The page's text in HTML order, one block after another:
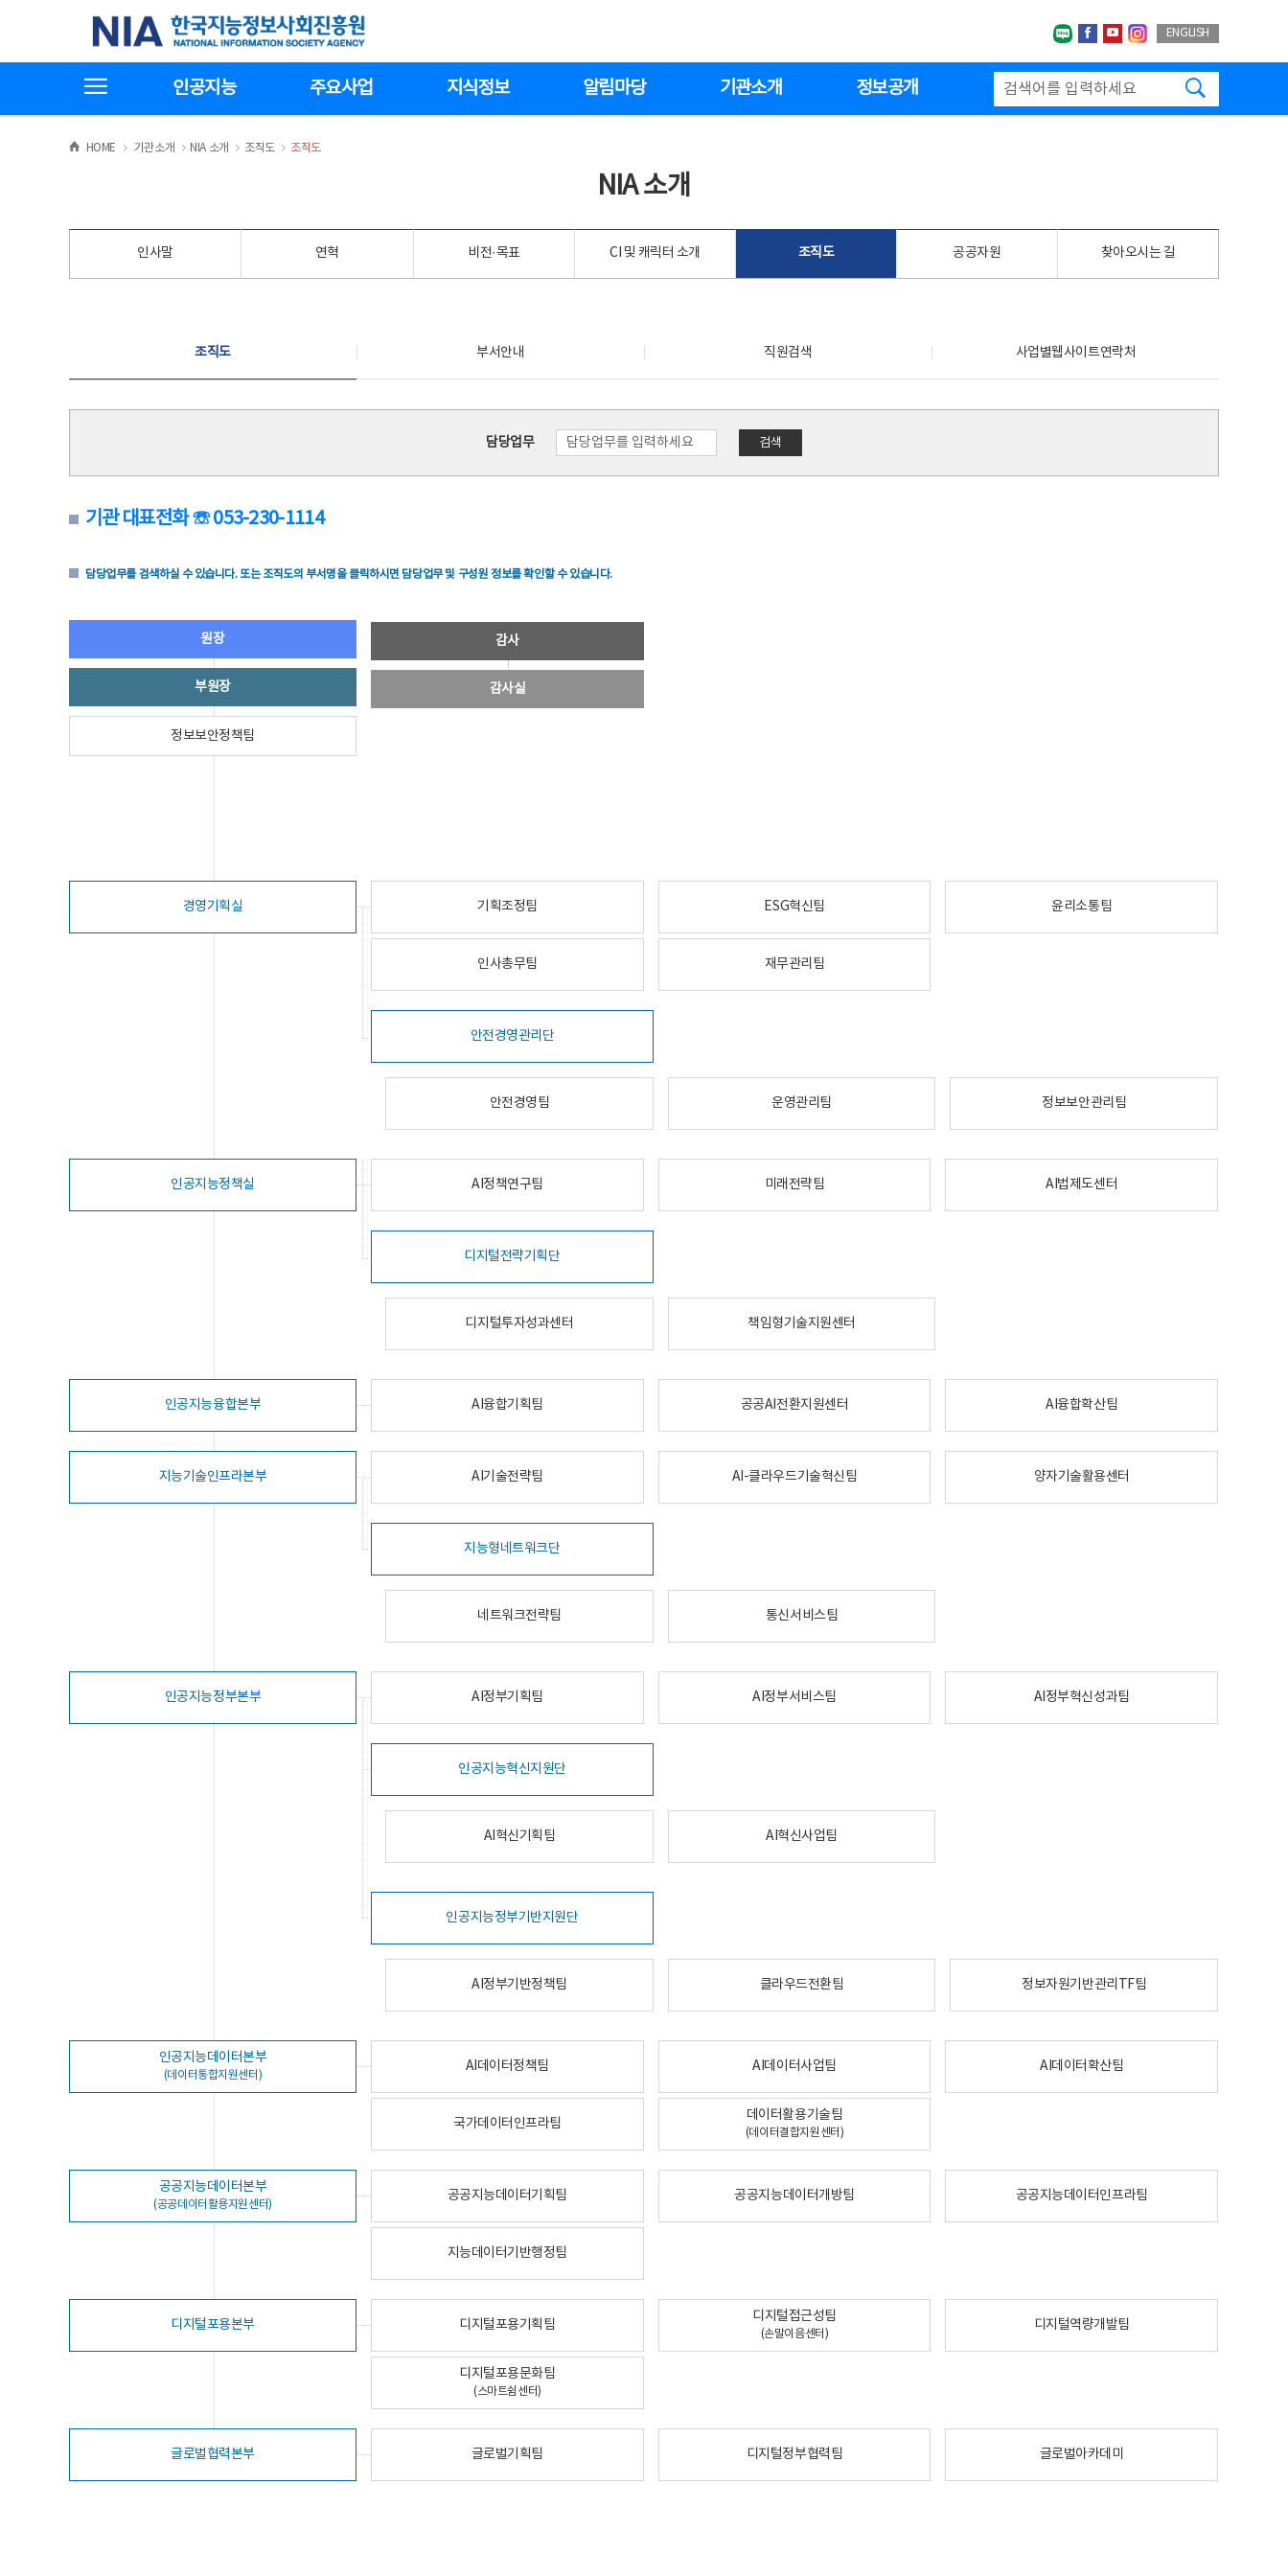
기
한국지능정보사회진흥원
네이버블로그
페이스북
유투브인스타그랩
ENGLISH
인공지능 주요사업 지식정보 알림마당 기관소개 정보공개
HOME >
기관소개 >NIA 소개 >
조직도 >
조직도
NIA 소개
인사말 연혁 비전·목표 CI 및 캐릭터 소개 조직도 공공자원 찾아오시는 길
조직도 부서안내 직원검색 사업별웹사이트연락처
담당업무 검색
기관 대표전화 ☏ 053-230-1114
담당업무를 검색하실 수 있습니다. 또는 조직도의 부서명을 클릭하시면 담당업무 및 구성원 정보를 확인할 수 있습니다.
원장
부원장
정보보안정책팀
감사
감사실
경영기획실 기획조정팀 ESG혁신팀 윤리소통팀
인사총무팀 재무관리팀
안전경영관리단
안전경영팀 운영관리팀 정보보안관리팀
인공지능정책실 AI정책연구팀 미래전략팀 AI법제도센터
디지털전략기획단
디지털투자성과센터 책임형기술지원센터
인공지능융합본부 AI융합기획팀 공공AI전환지원센터 AI융합확산팀
지능기술인프라본부 AI기술전략팀 AI-클라우드기술혁신팀 양자기술활용센터
지능형네트워크단
네트워크전략팀 통신서비스팀
인공지능정부본부 AI정부기획팀 AI정부서비스팀 AI정부혁신성과팀
인공지능혁신지원단
AI혁신기획팀 AI혁신사업팀
인공지능정부기반지원단
AI정부기반정책팀 클라우드전환팀 정보자원기반관리TF팀
인공지능데이터본부
(데이터통합지원센터)
AI데이터정책팀 AI데이터사업팀 AI데이터확산팀
국가데이터인프라팀
데이터활용기술팀
(데이터결합지원센터)
공공지능데이터본부
(공공데이터활용지원센터)
공공지능데이터기획팀 공공지능데이터개방팀 공공지능데이터인프라팀
지능데이터기반행정팀
디지털포용본부 디지털포용기획팀
디지털접근성팀
(손말이음센터)
디지털역량개발팀
디지털포용문화팀
(스마트쉼센터)
글로벌협력본부 글로벌기획팀 디지털정부협력팀 글로벌아카데미